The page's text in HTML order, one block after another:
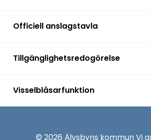
Officiell anslagstavla
Tillgänglighetsredogörelse
Visselblåsarfunktion
© 2026 Älvsbyns kommun Vi